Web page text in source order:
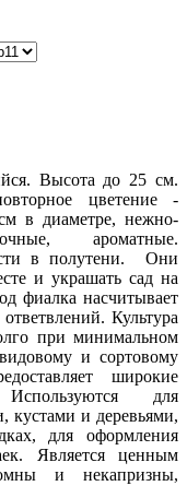
Высота до 25 см.
цветение -
в диаметре, нежно-
ароматные.
в полутени. Они
и украшать сад на
фиалка насчитывает
Культура
при минимальном
и сортовому
широкие
для
и деревьями,
для оформления
Является ценным
и некапризны,